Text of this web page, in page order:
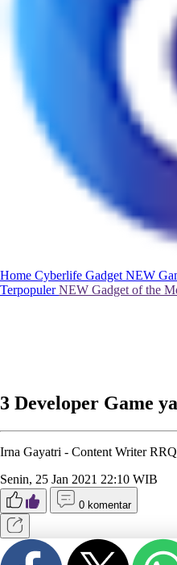
Home Cyberlife Gadget NEW
TerpopulerNEW Gadget of the
3 Developer Game
Irna Gayatri - Content Writer
Senin, 25 Jan 2021 22:10 WIB
0 komentar